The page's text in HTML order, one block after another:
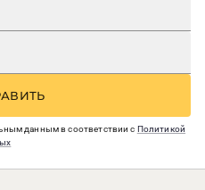
данным в соответствии с Политикой